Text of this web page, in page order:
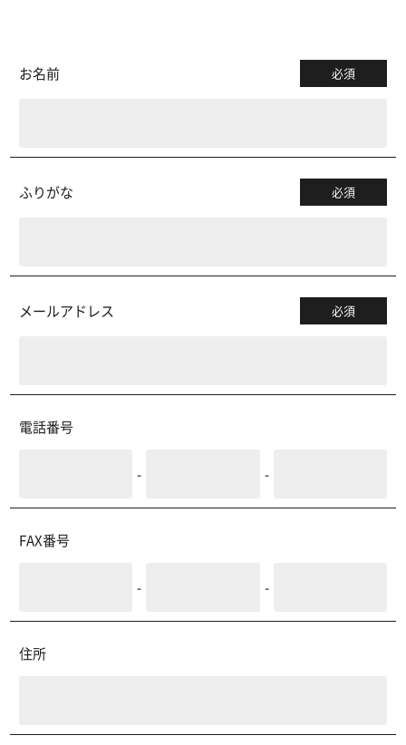
お名前 必須
ふりがな 必須
メールアドレス 必須
電話番号
- -
FAX番号
- -
住所